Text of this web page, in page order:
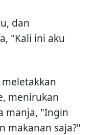
dan
"Kali ini aku
menirukan
manja, "Ingin
makanan saja?"